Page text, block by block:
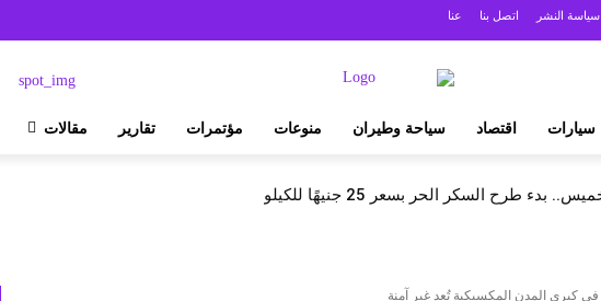
عنا اتصل بنا سياسة النشر
سيارات اقتصاد سياحة وطيران منوعات مؤتمرات تقارير مقالات
بدء طرح السكر الحر بسعر 25 جنيهًا للكيلو